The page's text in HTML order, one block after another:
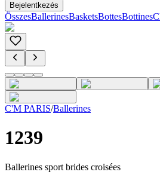
Bejelentkezés
ÖsszesBallerinesBasketsBottesBottines
C'M PARIS/Ballerines
1239
Ballerines sport brides croisées